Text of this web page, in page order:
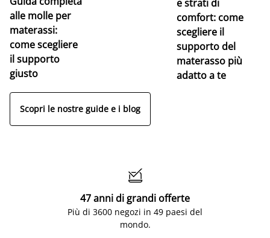
alle molle per
materassi:
come scegliere
il supporto
giusto
e strati di
comfort: come
scegliere il
supporto del
materasso più
adatto a te
Scopri le nostre guide e i blog

47 anni di grandi offerte
Più di 3600 negozi in 49 paesi del
mondo.